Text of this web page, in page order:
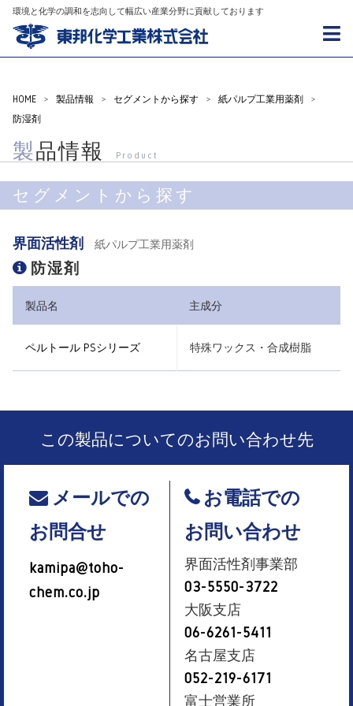
環境と化学の調和を志向して幅広い産業分野に貢献しております
HOME > 製品情報 > セグメントから探す > 紙パルプ工業用薬剤
>
防湿剤
製品情報 Product
セグメントから探す
界面活性剤 紙パルプ工業用薬剤
防湿剤
製品名 主成分
ペルトール PSシリーズ 特殊ワックス・合成樹脂
この製品についてのお問い合わせ先
メールでの
お問合せ
kamipa@toho-
chem.co.jp
お電話での
お問い合わせ
界面活性剤事業部
03-5550-3722
大阪支店
06-6261-5411
名古屋支店
052-219-6171
富士営業所